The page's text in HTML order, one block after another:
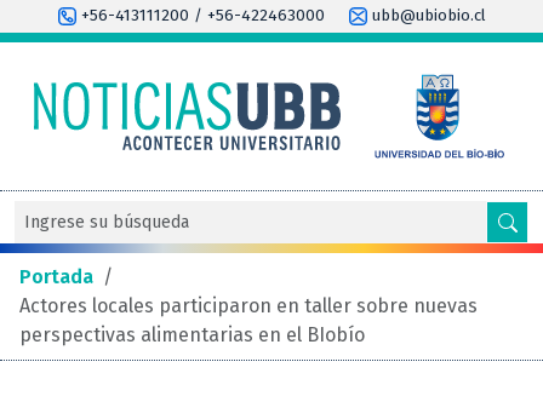
+56-413111200 / +56-422463000 ubb@ubiobio.cl
Portada /
Actores locales participaron en taller sobre nuevas
perspectivas alimentarias en el BIobío